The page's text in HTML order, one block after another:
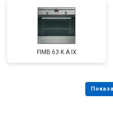
FIMB 63 K.A IX